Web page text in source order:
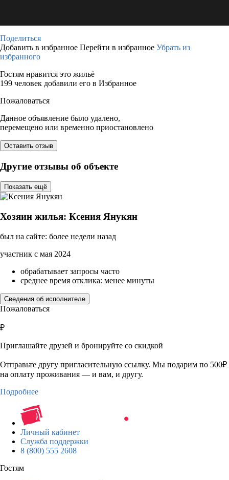
Поделиться
Добавить в избранное Перейти в избранное Убрать из
избранного
Гостям нравится это жильё
199 человек добавили его в Избранное
Пожаловаться
Данное объявление было удалено,
перемещено или временно приостановлено
Оставить отзыв
Другие отзывы об объекте
Показать ещё
Хозяин жилья: Ксения Янукян
был на сайте: более недели назад
участник с мая 2024
обрабатывает запросы часто
среднее время отклика: менее минуты
Сведения об исполнителе
Пожаловаться
₽
Приглашайте друзей и бронируйте со скидкой
Отправьте другу пригласительную ссылку. Мы подарим по 500₽
на оплату проживания — и вам, и другу.
Подробнее
Личный кабинет
Служба поддержки
8 (800) 555 2608
Гостям